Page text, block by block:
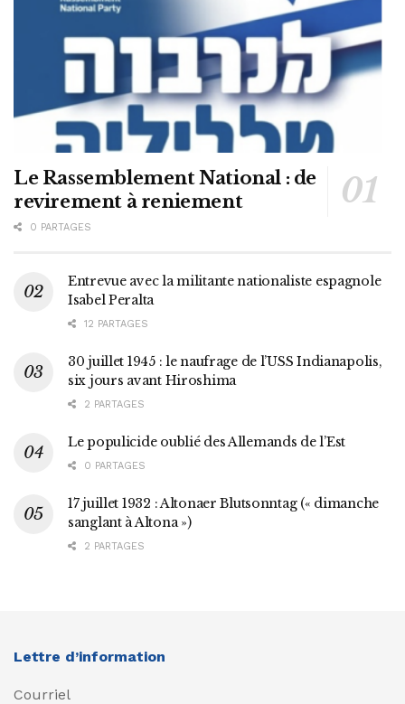
Le Rassemblement National : de
revirement à reniement
0 PARTAGES
Entrevue avec la militante nationaliste espagnole
Isabel Peralta
12 PARTAGES
30 juillet 1945 : le naufrage de l’USS Indianapolis,
six jours avant Hiroshima
2 PARTAGES
Le populicide oublié des Allemands de l’Est
0 PARTAGES
17 juillet 1932 : Altonaer Blutsonntag (« dimanche
sanglant à Altona »)
2 PARTAGES
Lettre d’information
Courriel